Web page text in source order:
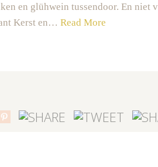
en glühwein tussendoor. En
Kerst en… Read More